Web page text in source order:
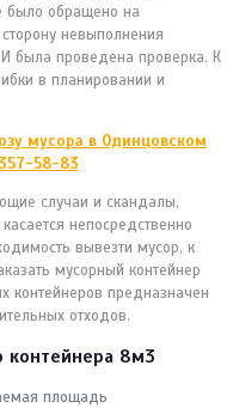
было обращено на
невыполнения
была проведена проверка. К
в планировании и
мусора в Одинцовском
58-83
случаи и скандалы,
непосредственно
вывезти мусор, к
мусорный контейнер
контейнеров предназначен
отходов.
контейнера 8м3
площадь